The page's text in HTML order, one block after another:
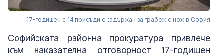
17-годишен с 14 присъди е задържан за грабеж с нож в София
Софийската районна прокуратура привлече
към наказателна отговорност 17-годишен